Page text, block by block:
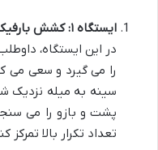
ایستگاه ۱: کشش بارفیکس خوابیده در ۲۰ ثانیه
در این ایستگاه،
سینه به میله نزدیک
پشت و بازو را می
تعداد تکرار بالا تمرکز